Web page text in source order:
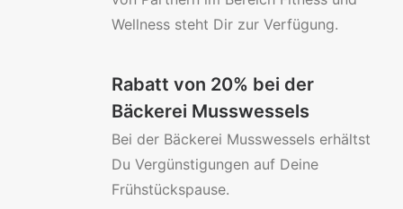
Wellness steht Dir zur Verfügung.
Rabatt von 20% bei der
Bäckerei Musswessels
Bei der Bäckerei Musswessels erhältst
Du Vergünstigungen auf Deine
Frühstückspause.